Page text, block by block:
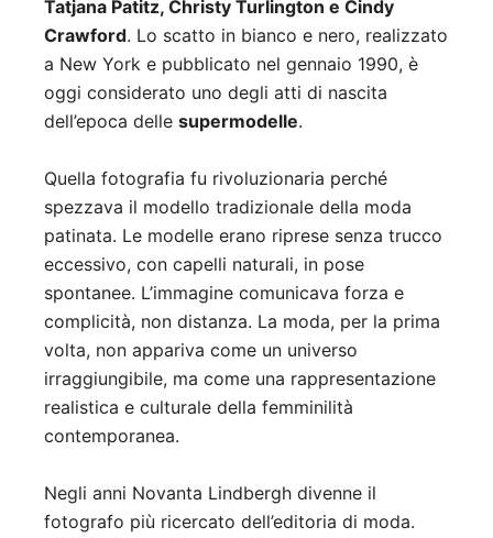
Tatjana Patitz, Christy Turlington e Cindy
Crawford. Lo scatto in bianco e nero, realizzato
a New York e pubblicato nel gennaio 1990, è
oggi considerato uno degli atti di nascita
dell’epoca delle supermodelle.
Quella fotografia fu rivoluzionaria perché
spezzava il modello tradizionale della moda
patinata. Le modelle erano riprese senza trucco
eccessivo, con capelli naturali, in pose
spontanee. L’immagine comunicava forza e
complicità, non distanza. La moda, per la prima
volta, non appariva come un universo
irraggiungibile, ma come una rappresentazione
realistica e culturale della femminilità
contemporanea.
Negli anni Novanta Lindbergh divenne il
fotografo più ricercato dell’editoria di moda.